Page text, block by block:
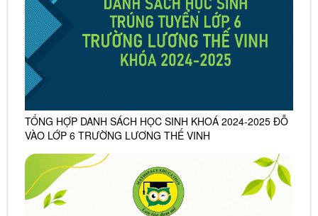
TỔNG HỢP DANH SÁCH HỌC SINH KHOÁ 2024-2025 ĐỖ
VÀO LỚP 6 TRƯỜNG LƯƠNG THẾ VINH